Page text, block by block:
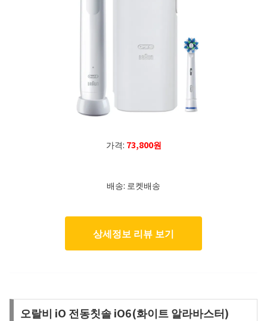
가격: 73,800원
배송: 로켓배송
상세정보 리뷰 보기
오랄비 iO 전동칫솔 iO6(화이트 알라바스터)